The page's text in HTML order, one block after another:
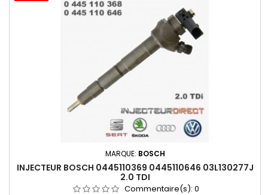
MARQUE: BOSCH
INJECTEUR BOSCH 0445110369 0445110646 03L130277J
2.0 TDI
Commentaire(s): 0